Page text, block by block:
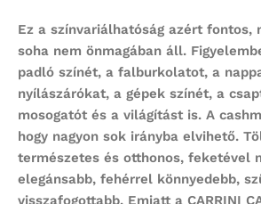
Ez a színvariálhatóság azért fontos,
soha nem önmagában áll.
padló színét, a falburkolatot, a
nyílászárókat, a gépek színét, a
mosogatót és a világítást is. A
hogy nagyon sok irányba elvihető.
természetes és otthonos, feketével
elegánsabb, fehérrel könnyedebb,
visszafogottabb. Emiatt a CARRINI